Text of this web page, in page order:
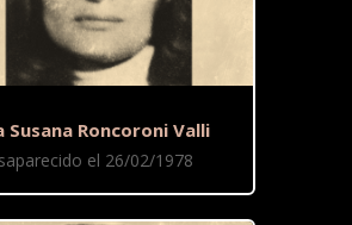
Susana Roncoroni Valli
el 26/02/1978